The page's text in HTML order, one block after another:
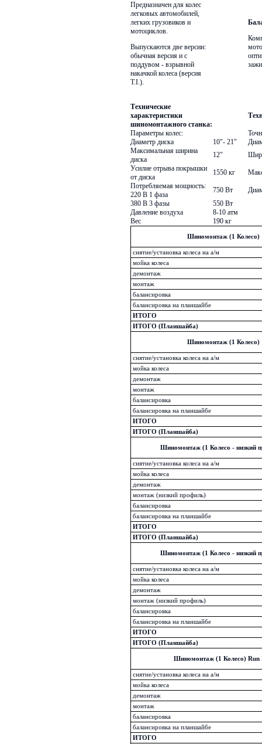
Предназначен для колес
легковых автомобилей,
легких грузовиков и
мотоциклов.
Выпускаются две версии:
обычная версия и с
поддувом - взрывной
накачкой колеса (версия
T.I.).
Технические
характеристики
шиномонтажного станка:
Параметры колес:
Диаметр диска
10"- 21"
Максимальная ширина
диска
12"
Усилие отрыва покрышки
от диска
1550 кг
Потребляемая мощность:
220 В 1 фаза
750 Вт
380 В 3 фазы
550 Вт
Давление воздуха
8-10 атм
Вес
190 кг
Шиномонтаж (1 Колесо)
снятие/установка колеса на а/м
мойка колеса
демонтаж
монтаж
балансировка
балансировка на планшайбе
ИТОГО
ИТОГО (Планшайба)
Шиномонтаж (1 Колесо)
снятие/установка колеса на а/м
мойка колеса
демонтаж
монтаж
балансировка
балансировка на планшайбе
ИТОГО
ИТОГО (Планшайба)
Шиномонтаж (1 Колесо - низкий
снятие/установка колеса на а/м
мойка колеса
демонтаж
монтаж (низкий профиль)
балансировка
балансировка на планшайбе
ИТОГО
ИТОГО (Планшайба)
Шиномонтаж (1 Колесо - низкий
снятие/установка колеса на а/м
мойка колеса
демонтаж
монтаж (низкий профиль)
балансировка
балансировка на планшайбе
ИТОГО
ИТОГО (Планшайба)
Шиномонтаж (1 Колесо) Run
снятие/установка колеса на а/м
мойка колеса
демонтаж
монтаж
балансировка
балансировка на планшайбе
ИТОГО